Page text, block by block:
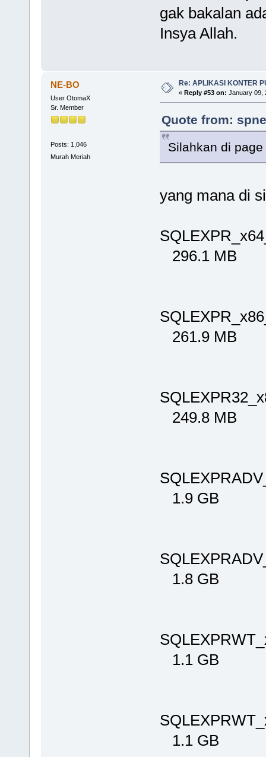
gak bakalan
Insya Allah.
NE-BO
User OtomaX
Sr. Member
Posts: 1,046
Murah Meriah
Re: APLIKASI KONTER
« Reply #53 on: January 09,
Quote from:
Silahkan di
yang mana di
296.1 MB
261.9 MB
249.8 MB
1.9 GB
1.8 GB
1.1 GB
1.1 GB